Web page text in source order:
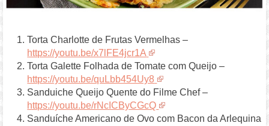
Torta Charlotte de Frutas Vermelhas –
https://youtu.be/x7lFE4jcr1A
Torta Galette Folhada de Tomate com Queijo –
https://youtu.be/quLbb454Uy8
Sanduiche Queijo Quente do Filme Chef –
https://youtu.be/rNcICByCGcQ
Sanduíche Americano de Ovo com Bacon da Arlequina